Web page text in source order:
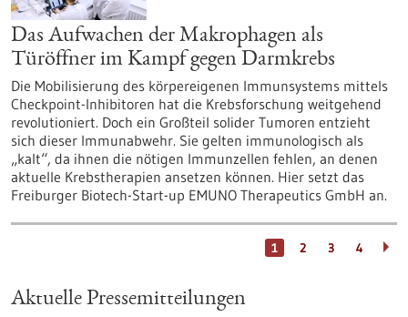
Das Aufwachen der Makrophagen als
Türöffner im Kampf gegen Darmkrebs
Die Mobilisierung des körpereigenen Immunsystems mittels
Checkpoint-Inhibitoren hat die Krebsforschung weitgehend
revolutioniert. Doch ein Großteil solider Tumoren entzieht
sich dieser Immunabwehr. Sie gelten immunologisch als
„kalt“, da ihnen die nötigen Immunzellen fehlen, an denen
aktuelle Krebstherapien ansetzen können. Hier setzt das
Freiburger Biotech-Start-up EMUNO Therapeutics GmbH an.
1 2 3 4
Aktuelle Pressemitteilungen